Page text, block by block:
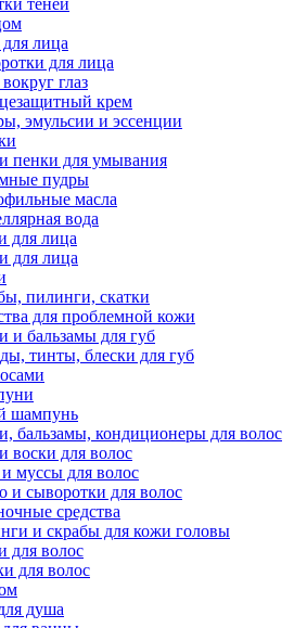
теней
лица
для лица
глаз
крем
эмульсии и эссенции
пенки для умывания
пудры
масла
вода
для лица
для лица
пилинги, скатки
для проблемной кожи
и бальзамы для губ
тинты, блески для губ
шампунь
бальзамы, кондиционеры для волос
воски для волос
муссы для волос
и сыворотки для волос
средства
и скрабы для кожи головы
для волос
для волос
душа